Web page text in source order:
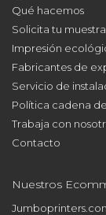
Qué hacemos
Solicita tu
Impresión
Fabricantes de
Servicio de
Política cadena
Trabaja con
Contacto
Nuestros